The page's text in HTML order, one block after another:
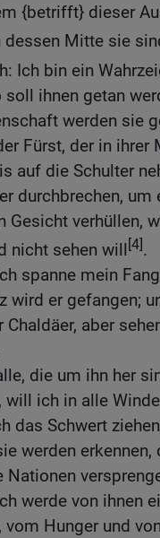
{betrifft} dieser
dessen Mitte sie
Ich bin ein
soll ihnen getan
werden sie
Fürst, der in
auf die Schulter
durchbrechen,
Gesicht verhüllen,
nicht sehen will [4].
spanne mein
wird er gefangen;
Chaldäer, aber
die um ihn her
will ich in alle
das Schwert
werden
Nationen
werde von ihnen
vom Hunger und